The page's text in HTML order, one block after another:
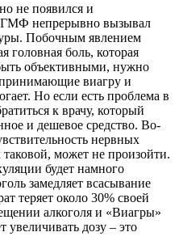
не появился и
непрерывно вызывал
Побочным явлением
головная боль, которая
объективными, нужно
виагру и
Но если есть проблема в
к врачу, который
и дешевое средство. Во-
нервных
может не произойти.
будет намного
замедляет всасывание
теряет около 30% своей
алкоголя и «Виагры»
увеличивать дозу – это